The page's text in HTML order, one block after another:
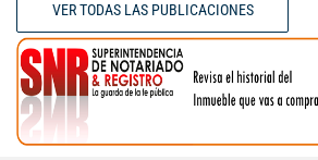
VER TODAS LAS PUBLICACIONES